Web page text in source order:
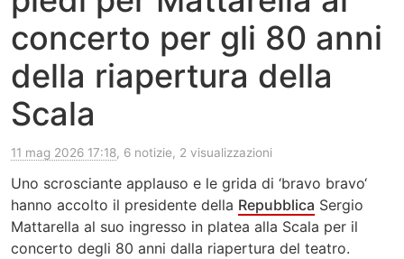
concerto per gli 80 anni
della riapertura della
Scala
11 mag 2026 17:18, 6 notizie, 2 visualizzazioni
Uno scrosciante applauso e le grida di ‘bravo bravo‘
hanno accolto il presidente della Repubblica Sergio
Mattarella al suo ingresso in platea alla Scala per il
concerto degli 80 anni dalla riapertura del teatro.